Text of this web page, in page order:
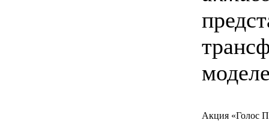
Акция «Голос